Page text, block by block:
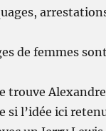
de femmes
trouve
si l’idée ici